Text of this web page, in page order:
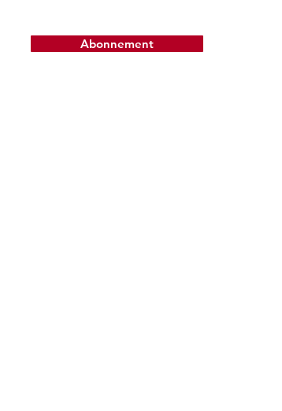
Abonnement